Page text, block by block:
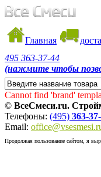
Главная
495 363-37-44
(нажмите чтобы
Cannot find 'brand'
© ВсеСмеси.ru.
Телефоны: (495) 363-
Email:
Продолжая пользование сайтом, я